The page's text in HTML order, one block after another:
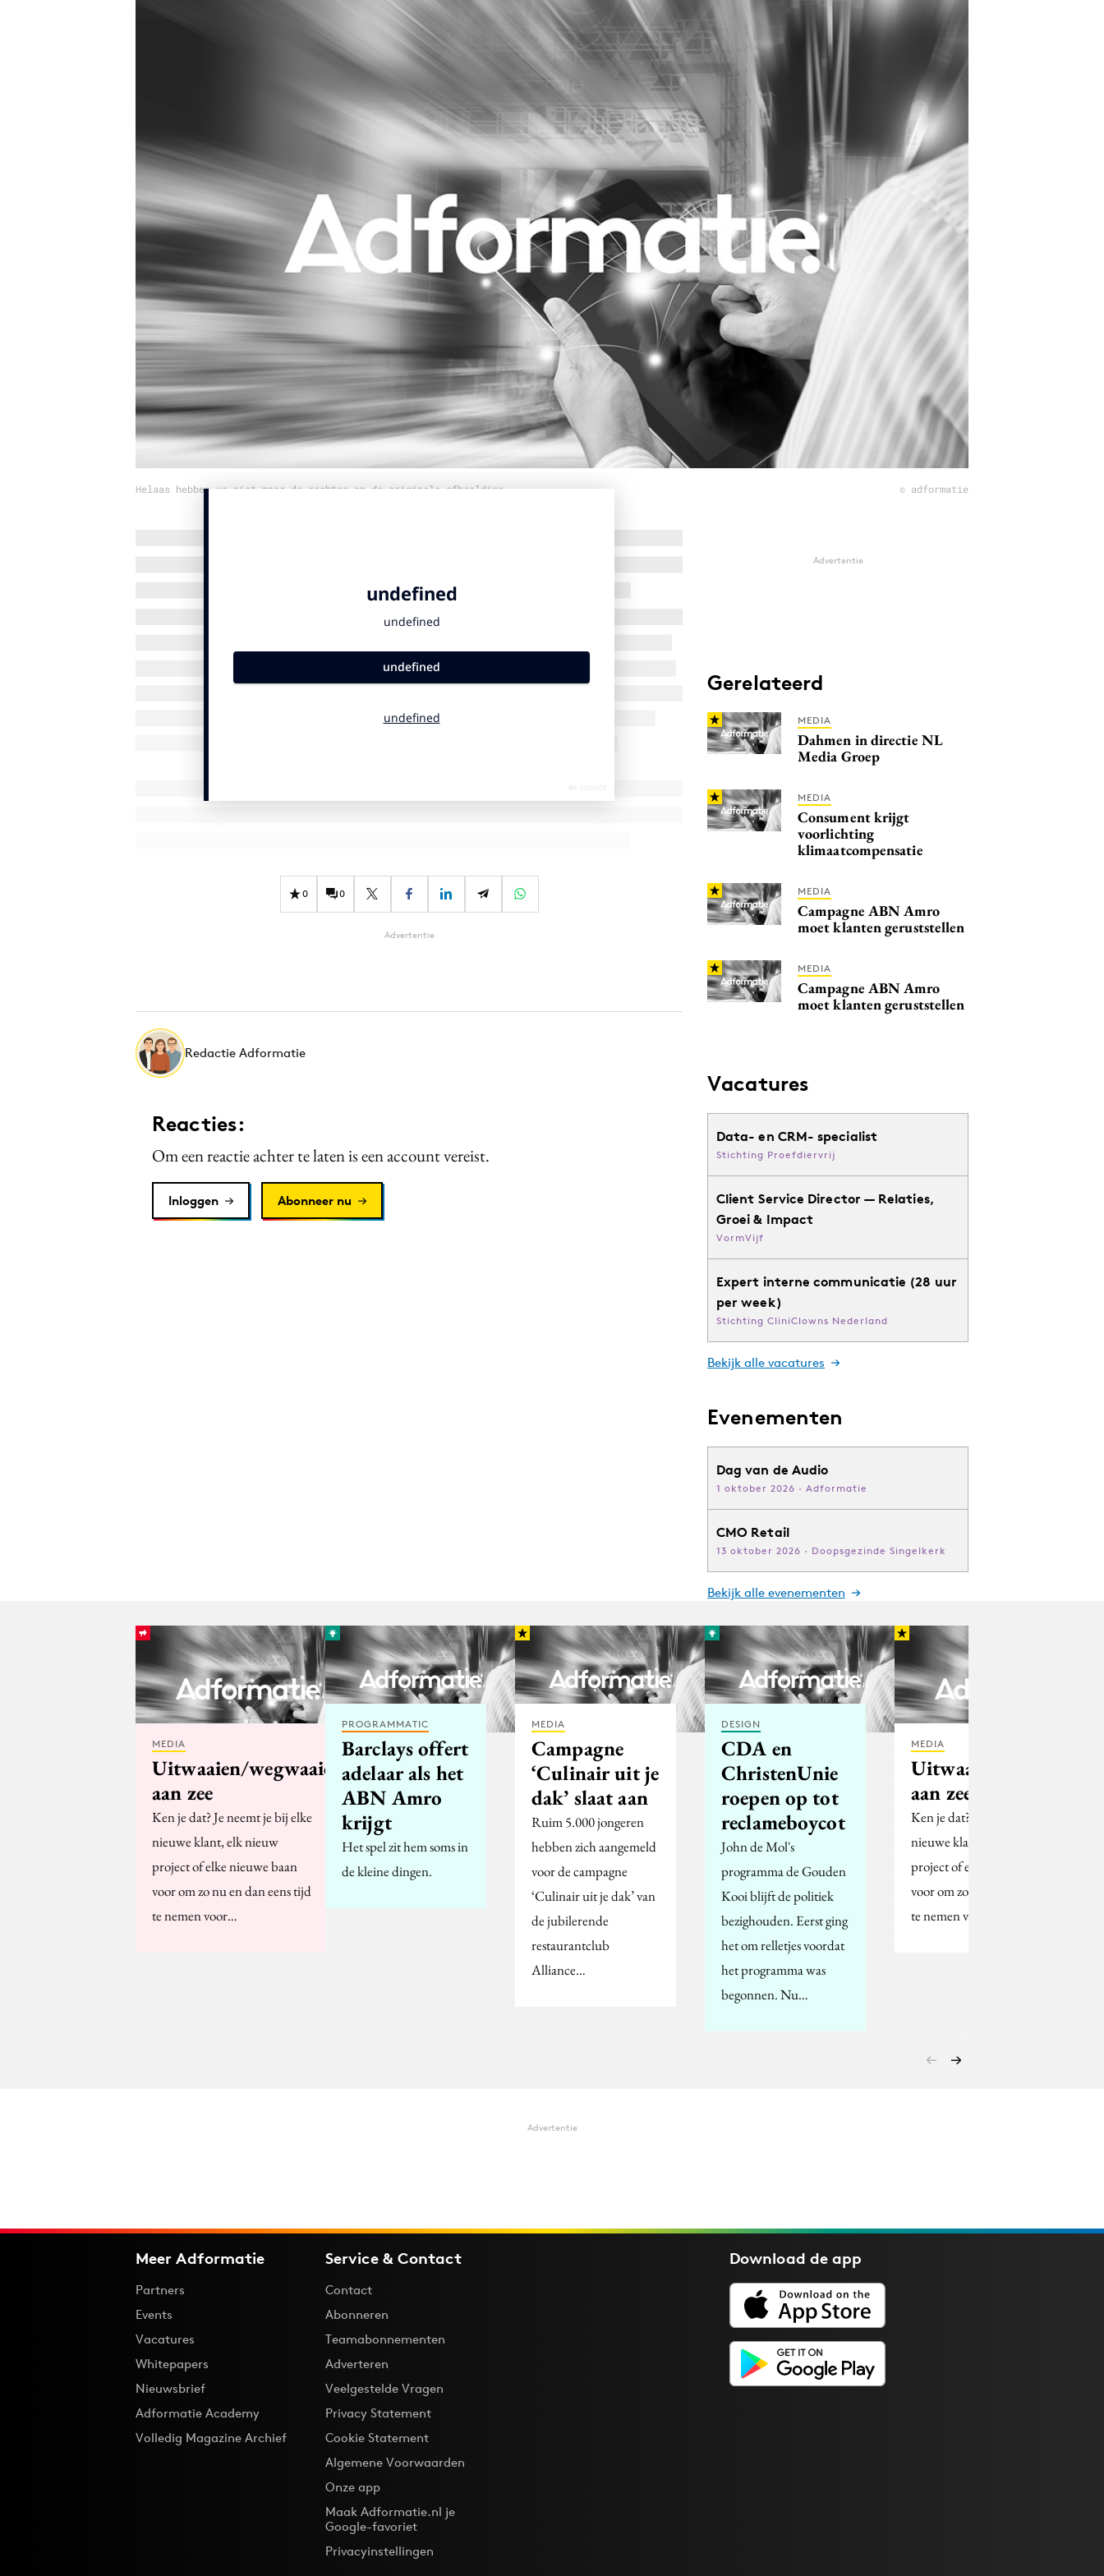
Influencer marketing
Interne communicatie
Purpose Marketing
Reputatie & crisis
Helaas hebben we niet meer de rechten op de originele afbeelding © adformatie
0 0
Advertentie
Redactie Adformatie
Reacties:
Om een reactie achter te laten is een account vereist.
Inloggen Abonneer nu
Advertentie
Gerelateerd
MEDIA
Dahmen in directie NL
Media Groep
MEDIA
Consument krijgt
voorlichting
klimaatcompensatie
MEDIA
Campagne ABN Amro
moet klanten geruststellen
MEDIA
Campagne ABN Amro
moet klanten geruststellen
Vacatures
Data- en CRM- specialist
Stichting Proefdiervrij
Client Service Director — Relaties,
Groei & Impact
VormVijf
Expert interne communicatie (28 uur
per week)
Stichting CliniClowns Nederland
Bekijk alle vacatures
Evenementen
Dag van de Audio
1 oktober 2026 · Adformatie
CMO Retail
13 oktober 2026 · Doopsgezinde Singelkerk
Bekijk alle evenementen
MEDIA
Uitwaaien/wegwaaien
aan zee
Ken je dat? Je neemt je bij elke
nieuwe klant, elk nieuw
project of elke nieuwe baan
voor om zo nu en dan eens tijd
te nemen voor…
PROGRAMMATIC
Barclays offert
adelaar als het
ABN Amro
krijgt
Het spel zit hem soms in
de kleine dingen.
MEDIA
Campagne
‘Culinair uit je
dak’ slaat aan
Ruim 5.000 jongeren
hebben zich aangemeld
voor de campagne
‘Culinair uit je dak’ van
de jubilerende
restaurantclub
Alliance…
DESIGN
CDA en
ChristenUnie
roepen op tot
reclameboycot
John de Mol's
programma de Gouden
Kooi blijft de politiek
bezighouden. Eerst ging
het om relletjes voordat
het programma was
begonnen. Nu…
MEDIA
Uitwaaien/wegwaaien
aan zee
Ken je dat? Je neemt je bij elke
nieuwe klant, elk nieuw
project of elke nieuwe baan
voor om zo nu en dan eens tijd
te nemen voor…
Advertentie
Meer Adformatie
Partners
Events
Vacatures
Whitepapers
Nieuwsbrief
Adformatie Academy
Volledig Magazine Archief
Service & Contact
Contact
Abonneren
Teamabonnementen
Adverteren
Veelgestelde Vragen
Privacy Statement
Cookie Statement
Algemene Voorwaarden
Onze app
Maak Adformatie.nl je
Google-favoriet
Privacyinstellingen
Download deapp